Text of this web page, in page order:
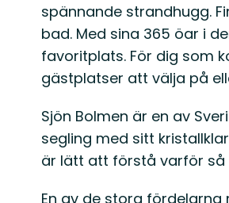
spännande strandhugg.
bad. Med sina 365 öar i
favoritplats. För dig som
gästplatser att välja på
Sjön Bolmen är en av
segling med sitt
är lätt att förstå varför så
En av de stora